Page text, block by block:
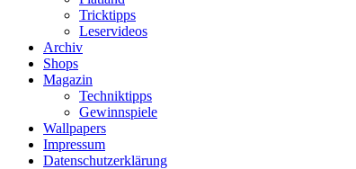
Tricktipps
Leservideos
Archiv
Shops
Magazin
Techniktipps
Gewinnspiele
Wallpapers
Impressum
Datenschutzerklärung